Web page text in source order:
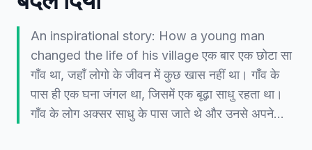
An inspirational story: How a young man
changed the life of his village एक बार एक छोटा सा
गाँव था, जहाँ लोगो के जीवन में कुछ खास नहीं था। गाँव के
पास ही एक घना जंगल था, जिसमें एक बूढ़ा साधु रहता था।
गाँव के लोग अक्सर साधु के पास जाते थे और उनसे अपने…